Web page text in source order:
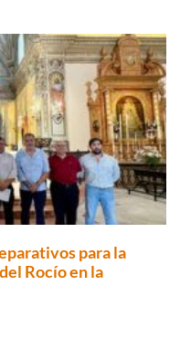
para la
Rocío en la